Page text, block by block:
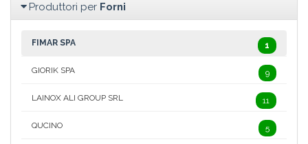
Produttori per Forni
FIMAR SPA 1
GIORIK SPA 9
LAINOX ALI GROUP SRL 11
QUCINO 5